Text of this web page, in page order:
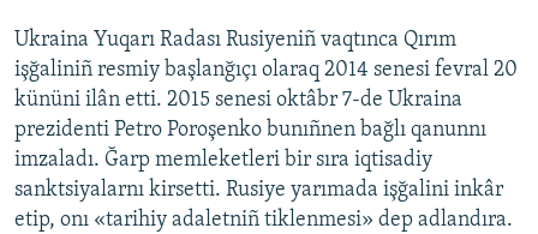
Ukraina Yuqarı Radası Rusiyeniñ vaqtınca Qırım
işğaliniñ resmiy başlanğıçı olaraq 2014 senesi fevral 20
kününi ilân etti. 2015 senesi oktâbr 7-de Ukraina
prezidenti Petro Poroşenko bunıñnen bağlı qanunnı
imzaladı. Ğarp memleketleri bir sıra iqtisadiy
sanktsiyalarnı kirsetti. Rusiye yarımada işğalini inkâr
etip, onı «tarihiy adaletniñ tiklenmesi» dep adlandıra.